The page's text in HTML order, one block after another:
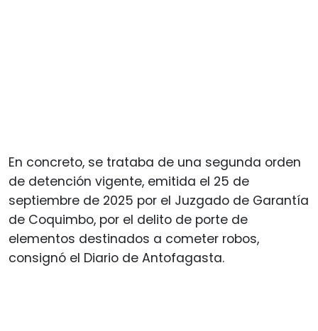
En concreto, se trataba de una segunda orden
de detención vigente, emitida el 25 de
septiembre de 2025 por el Juzgado de Garantía
de Coquimbo, por el delito de porte de
elementos destinados a cometer robos,
consignó el Diario de Antofagasta.